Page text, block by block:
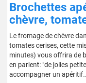
Brochettes
chèvre,
Le fromage de chèvre
tomates cerises, cette
minutes) vous offrira de
en parlent: "de jolies
accompagner un